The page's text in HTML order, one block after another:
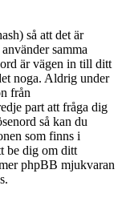
så att det är
samma
är vägen in till ditt
noga. Aldrig under
från
part att fråga dig
så kan du
som finns i
be dig om ditt
phpBB mjukvaran